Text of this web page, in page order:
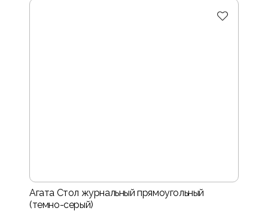
Агата Стол журнальный прямоугольный
(темно-серый)